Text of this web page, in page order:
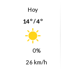
Hoy
14º / 4º
0%
26 km/h